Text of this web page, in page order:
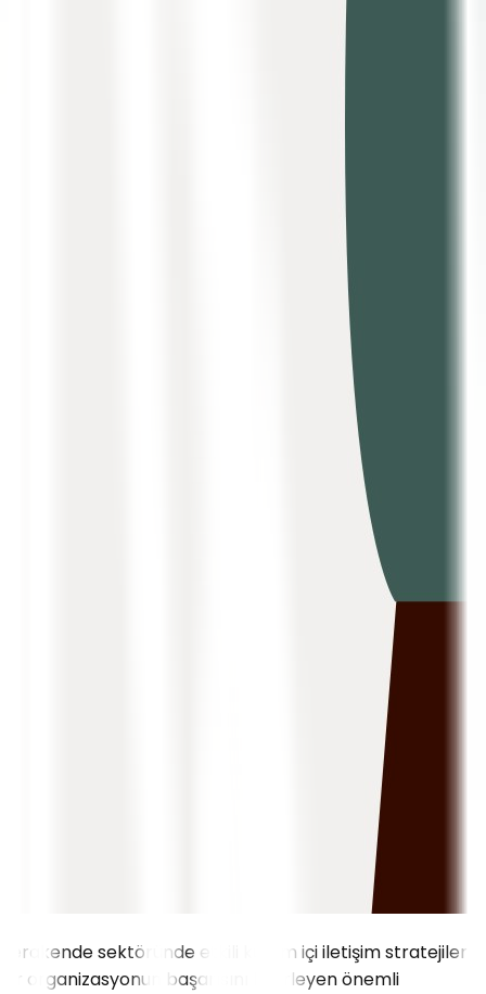
Perakende sektöründe etkili kurum içi iletişim stratejileri,
bir organizasyonun başarısını belirleyen önemli